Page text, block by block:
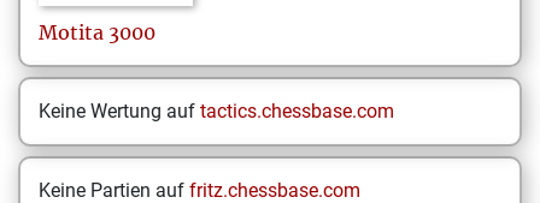
Motita 3000
Keine Wertung auf tactics.chessbase.com
Keine Partien auf fritz.chessbase.com